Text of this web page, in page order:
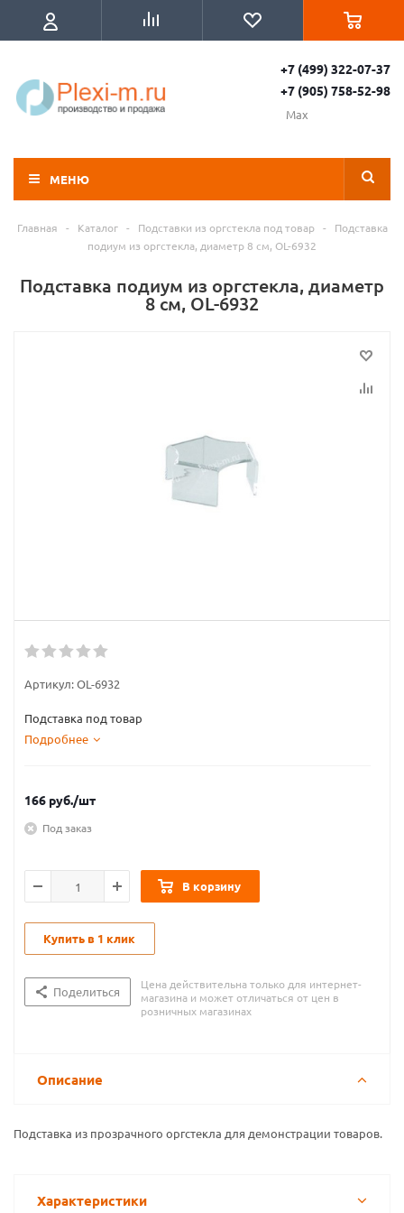
+7 (499) 322-07-37
+7 (905) 758-52-98
Max
МЕНЮ
Главная - Каталог - Подставки из оргстекла под товар -
Подставка
подиум из оргстекла, диаметр 8 см, OL-6932
Подставка подиум из оргстекла, диаметр
8 см, OL-6932
Артикул:OL-6932
Подставка под товар
Подробнее
166 руб./шт
Под заказ
В корзину
Купить в 1 клик
Поделиться
Цена действительна только для интернет-
магазина и может отличаться от цен в
розничных магазинах
Описание
Подставка из прозрачного оргстекла для демонстрации товаров.
Характеристики